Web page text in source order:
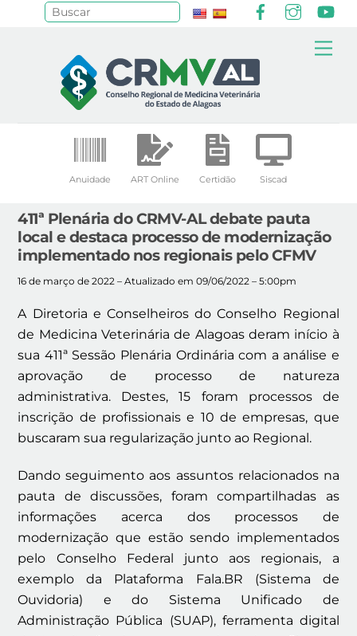
Anuidade ART Online Certidão Siscad
411ª Plenária do CRMV-AL debate pauta
local e destaca processo de modernização
implementado nos regionais pelo CFMV
16 de março de 2022 – Atualizado em 09/06/2022 – 5:00pm
A Diretoria e Conselheiros do Conselho Regional
de Medicina Veterinária de Alagoas deram início à
sua 411ª Sessão Plenária Ordinária com a análise e
aprovação de processo de natureza
administrativa. Destes, 15 foram processos de
inscrição de profissionais e 10 de empresas, que
buscaram sua regularização junto ao Regional.
Dando seguimento aos assuntos relacionados na
pauta de discussões, foram compartilhadas as
informações acerca dos processos de
modernização que estão sendo implementados
pelo Conselho Federal junto aos regionais, a
exemplo da Plataforma Fala.BR (Sistema de
Ouvidoria) e do Sistema Unificado de
Administração Pública (SUAP), ferramenta digital